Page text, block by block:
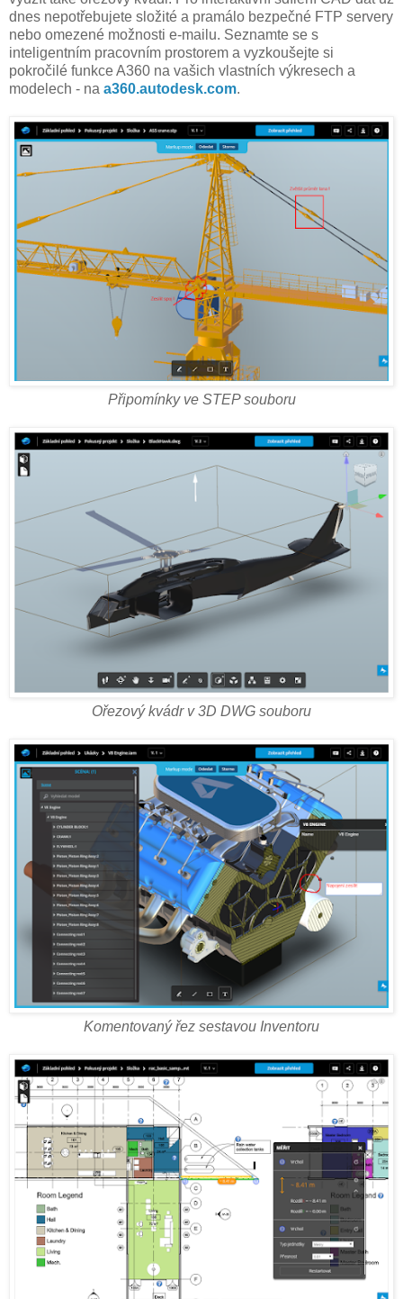
dnes nepotřebujete složité a pramálo bezpečné FTP servery
nebo omezené možnosti e-mailu. Seznamte se s
inteligentním pracovním prostorem a vyzkoušejte si
pokročilé funkce A360 na vašich vlastních výkresech a
modelech - na a360.autodesk.com.
Připomínky ve STEP souboru
Ořezový kvádr v 3D DWG souboru
Komentovaný řez sestavou Inventoru